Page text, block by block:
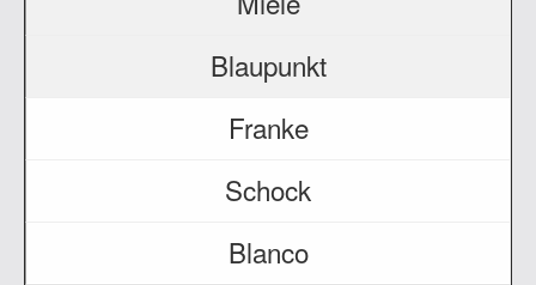
Blaupunkt
Franke
Schock
Blanco